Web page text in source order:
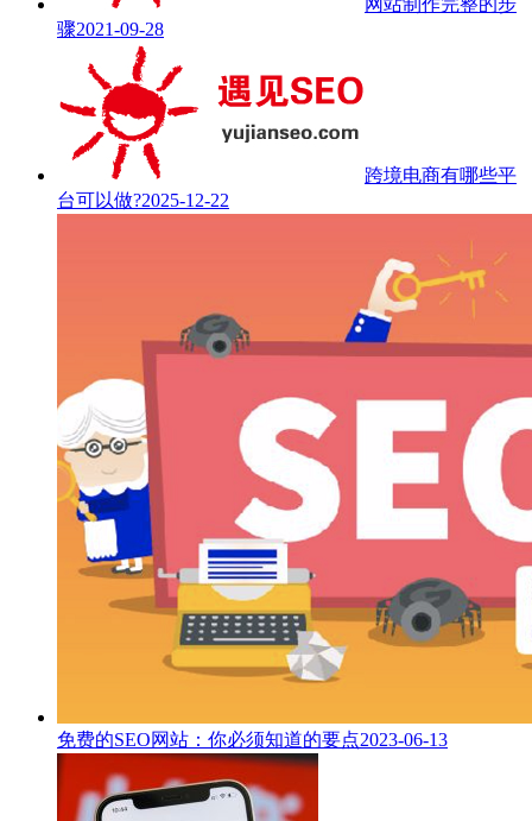
网站制作完整的步
骤2021-09-28
跨境电商有哪些平
台可以做?2025-12-22
免费的SEO网站：你必须知道的要点2023-06-13